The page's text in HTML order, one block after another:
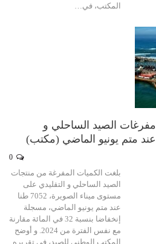
المكتب، في…
الصيد الساحلي و
بلغت الكميات المفرغة من منتجات
الصيد الساحلي و التقليدي على
مستوى ميناء الصويرة، 7052 طنا
عند متم يونيو الماضي، مسجلة
إنخفاضا بنسبة 32 في المائة مقارنة
مع نفس الفترة من 2024. و أوضح
المكتب الوطني للصيد، في تقريره